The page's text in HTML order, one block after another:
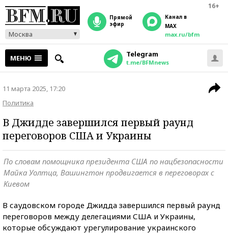
16+
Москва
прямой
эфир
Канал в
MAX
max.ru/bfm
МЕНЮ Telegram
t.me/BFMnews
11 марта 2025, 17:20
Политика
В Джидде завершился первый раунд
переговоров США и Украины
По словам помощника президента США по нацбезопасности
Майка Уолтца, Вашингтон продвигается в переговорах с
Киевом
В саудовском городе Джидда завершился первый раунд
переговоров между делегациями США и Украины,
которые обсуждают урегулирование украинского